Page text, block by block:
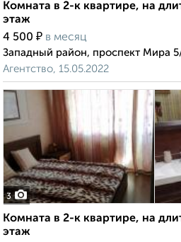
Комната в 2-к квартире, на
этаж
4 500 ₽ в месяц
Западный район, проспект Мира
Агентство, 15.05.2022
3
Комната в 2-к квартире, на
этаж